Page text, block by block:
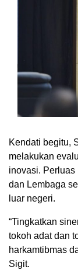
Kendati begitu,
melakukan
inovasi. Perluas
dan Lembaga
luar negeri.
“Tingkatkan
tokoh adat dan
harkamtibmas
Sigit.